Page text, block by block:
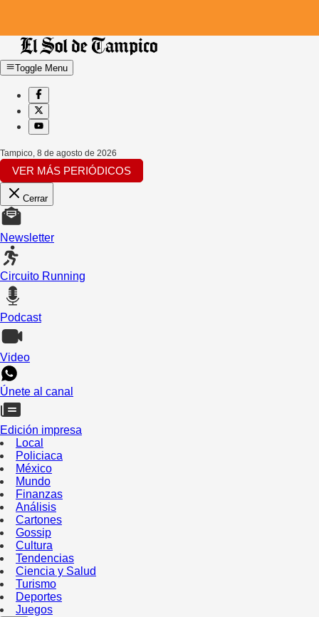
Toggle Menu
Tampico, 8 de agosto de 2026
VER MÁS PERIÓDICOS
Cerrar
Newsletter
Circuito Running
Podcast
Video
Únete al canal
Edición impresa
Local
Policiaca
México
Mundo
Finanzas
Análisis
Cartones
Gossip
Cultura
Tendencias
Ciencia y Salud
Turismo
Deportes
Juegos